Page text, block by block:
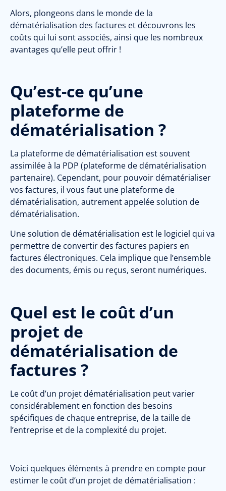
Alors, plongeons dans le monde de la
dématérialisation des factures et découvrons les
coûts qui lui sont associés, ainsi que les nombreux
avantages qu’elle peut offrir !
Qu’est-ce qu’une
plateforme de
dématérialisation ?
La plateforme de dématérialisation est souvent
assimilée à la PDP (plateforme de dématérialisation
partenaire). Cependant, pour pouvoir dématérialiser
vos factures, il vous faut une plateforme de
dématérialisation, autrement appelée solution de
dématérialisation.
Une solution de dématérialisation est le logiciel qui va
permettre de convertir des factures papiers en
factures électroniques. Cela implique que l’ensemble
des documents, émis ou reçus, seront numériques.
Quel est le coût d’un
projet de
dématérialisation de
factures ?
Le coût d’un projet dématérialisation peut varier
considérablement en fonction des besoins
spécifiques de chaque entreprise, de la taille de
l’entreprise et de la complexité du projet.
Voici quelques éléments à prendre en compte pour
estimer le coût d’un projet de dématérialisation :